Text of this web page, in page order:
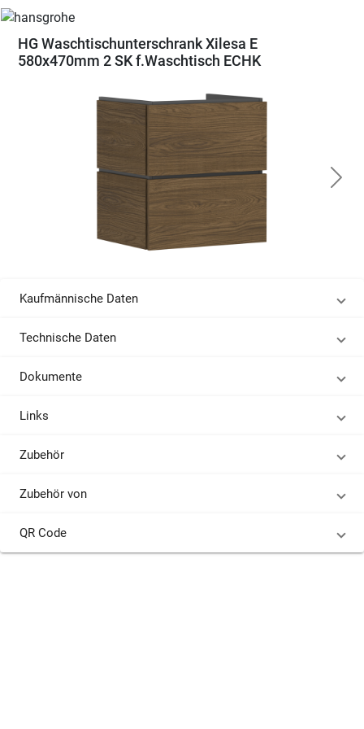
HG Waschtischunterschrank Xilesa E
580x470mm 2 SK f.Waschtisch ECHK
Kaufmännische Daten
Technische Daten
Dokumente
Links
Zubehör
Zubehör von
QR Code